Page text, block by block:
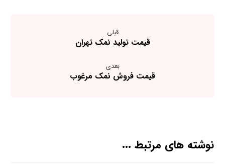
قبلی
قیمت تولید نمک تهران
بعدی
قیمت فروش نمک مرغوب
نوشته های مرتبط ...